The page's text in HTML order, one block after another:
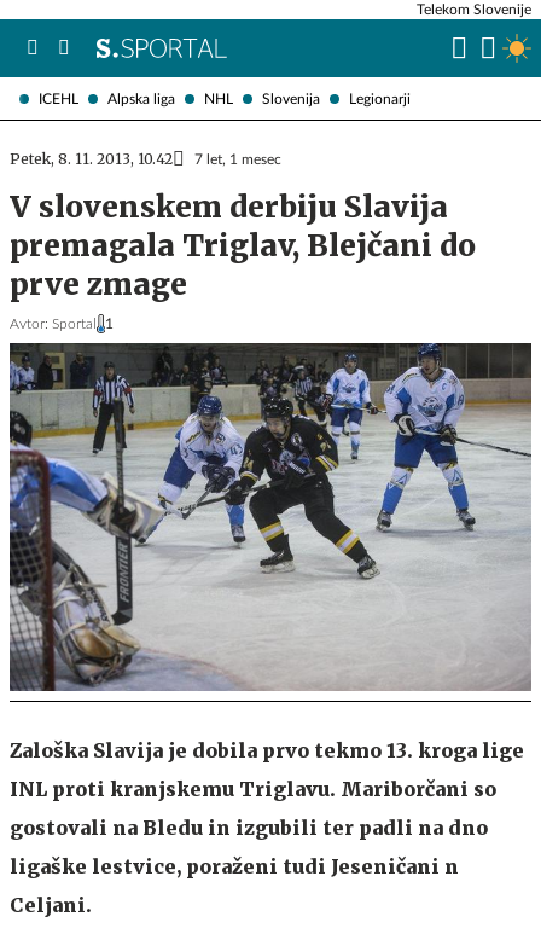
ICEHL Alpska liga NHL Slovenija Legionarji
Telekom Slovenije
Petek, 8. 11. 2013, 10.42 7 let, 1 mesec
V slovenskem derbiju Slavija
premagala Triglav, Blejčani do
prve zmage
Avtor: Sportal 1
Zaloška Slavija je dobila prvo tekmo 13. kroga lige
INL proti kranjskemu Triglavu. Mariborčani so
gostovali na Bledu in izgubili ter padli na dno
ligaške lestvice, poraženi tudi Jeseničani n
Celjani.